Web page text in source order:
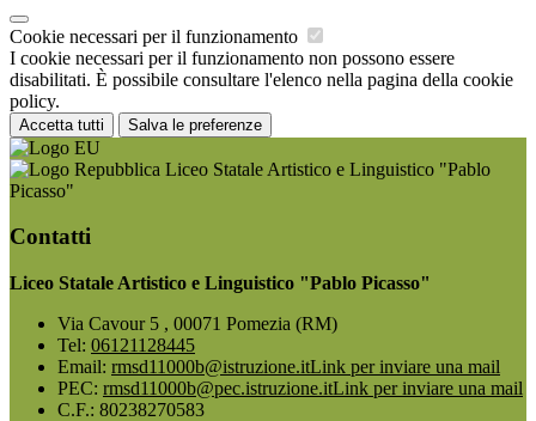
Cookie necessari per il funzionamento
I cookie necessari per il funzionamento non possono essere
disabilitati. È possibile consultare l'elenco nella pagina della cookie
policy.
Accetta tutti Salva le preferenze
Liceo Statale Artistico e Linguistico "Pablo
Picasso"
Contatti
Liceo Statale Artistico e Linguistico "Pablo Picasso"
Via Cavour 5 , 00071 Pomezia (RM)
Tel: 06121128445
Email: rmsd11000b@istruzione.itLink per inviare una mail
PEC: rmsd11000b@pec.istruzione.itLink per inviare una mail
C.F.: 80238270583